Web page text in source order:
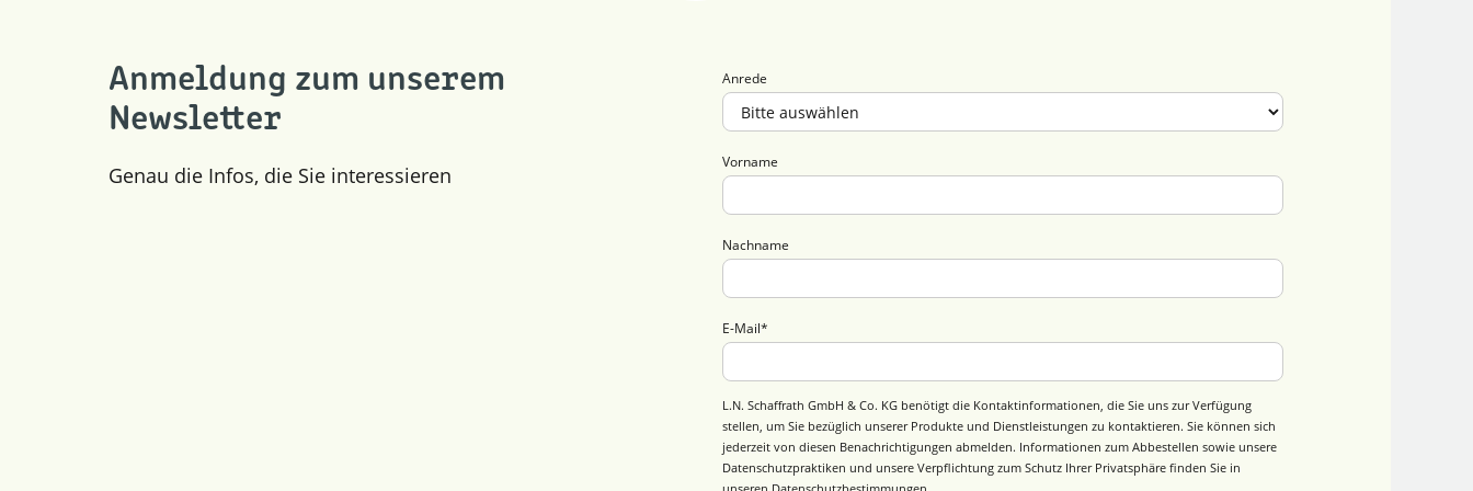
Anmeldung zum unserem
Newsletter
Genau die Infos, die Sie interessieren
Anrede
Vorname
Nachname
E-Mail*
L.N. Schaffrath GmbH & Co. KG benötigt die Kontaktinformationen, die Sie uns zur Verfügung
stellen, um Sie bezüglich unserer Produkte und Dienstleistungen zu kontaktieren. Sie können sich
jederzeit von diesen Benachrichtigungen abmelden. Informationen zum Abbestellen sowie unsere
Datenschutzpraktiken und unsere Verpflichtung zum Schutz Ihrer Privatsphäre finden Sie in